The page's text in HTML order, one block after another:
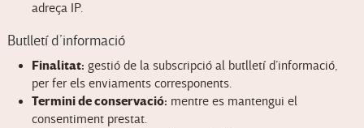
adreça IP.
Butlletí d’informació
Finalitat: gestió de la subscripció al butlletí d’informació,
per fer els enviaments corresponents.
Termini de conservació: mentre es mantengui el
consentiment prestat.